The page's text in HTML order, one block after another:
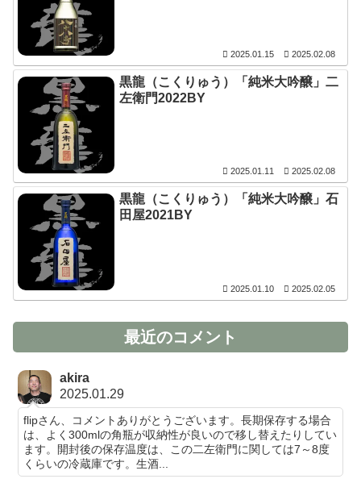
2025.01.15 2025.02.08
黒龍（こくりゅう）「純米大吟醸」二
左衛門2022BY
2025.01.11 2025.02.08
黒龍（こくりゅう）「純米大吟醸」石
田屋2021BY
2025.01.10 2025.02.05
最近のコメント
akira
2025.01.29
flipさん、コメントありがとうございます。長期保存する場合
は、よく300mlの角瓶が収納性が良いので移し替えたりしてい
ます。開封後の保存温度は、この二左衛門に関しては7～8度
くらいの冷蔵庫です。生酒...